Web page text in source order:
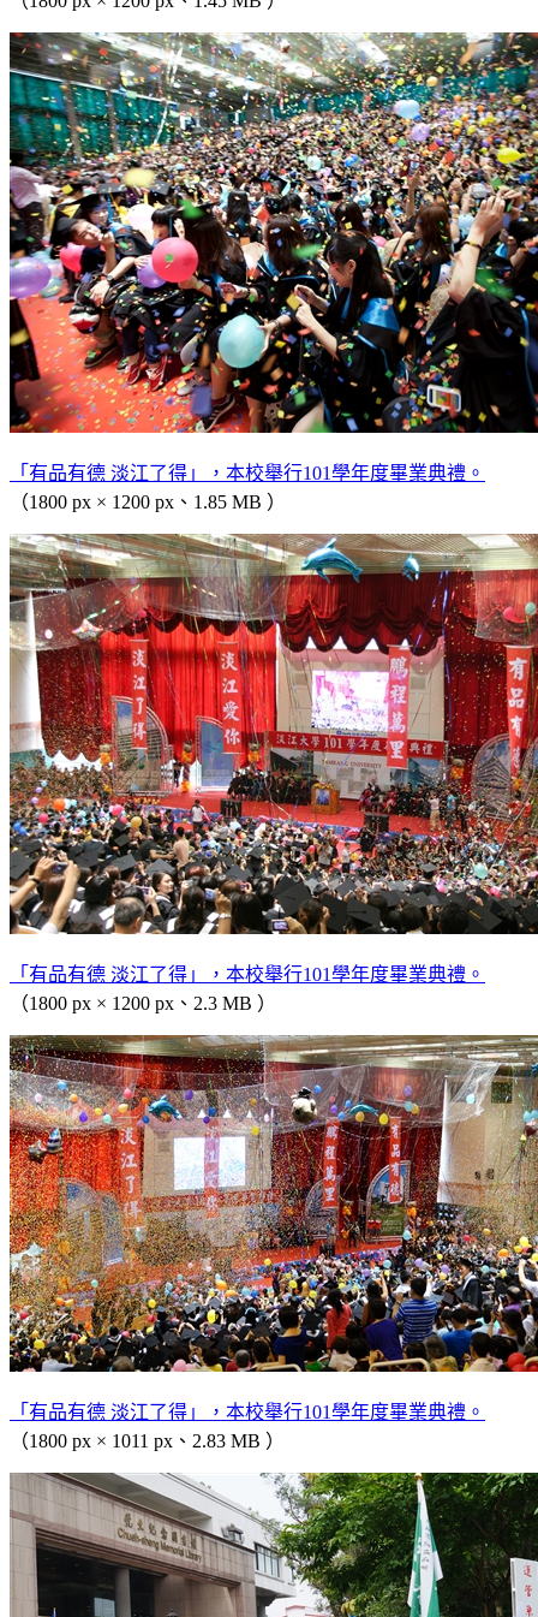
「有品有德 淡江了得」，本校舉行101學年度畢業典禮。
（1800 px × 1200 px、1.85 MB ）
「有品有德 淡江了得」，本校舉行101學年度畢業典禮。
（1800 px × 1200 px、2.3 MB ）
「有品有德 淡江了得」，本校舉行101學年度畢業典禮。
（1800 px × 1011 px、2.83 MB ）